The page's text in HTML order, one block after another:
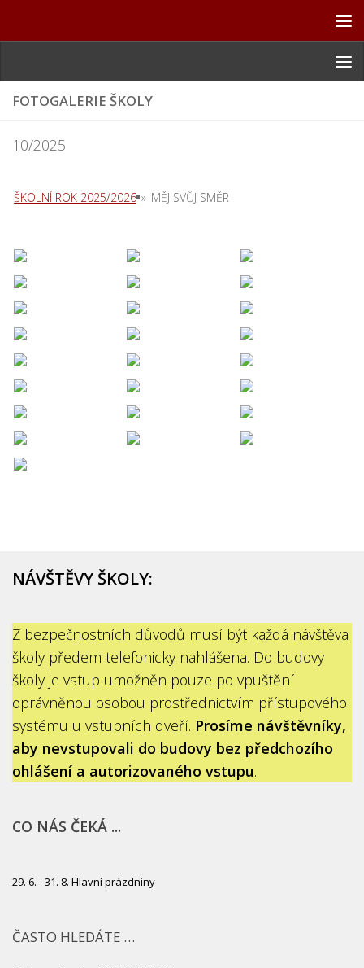
FOTOGALERIE ŠKOLY
10/2025
ŠKOLNÍ ROK 2025/2026 » MĚJ SVŮJ SMĚR
NÁVŠTĚVY ŠKOLY:
Z bezpečnostních důvodů musí být každá návštěva
školy předem telefonicky nahlášena. Do budovy
školy je vstup umožněn pouze po vpuštění
oprávněnou osobou prostřednictvím přístupového
systému u vstupních dveří. Prosíme návštěvníky,
aby nevstupovali do budovy bez předchozího
ohlášení a autorizovaného vstupu.
CO NÁS ČEKÁ ...
29. 6. - 31. 8. Hlavní prázdniny
ČASTO HLEDÁTE …